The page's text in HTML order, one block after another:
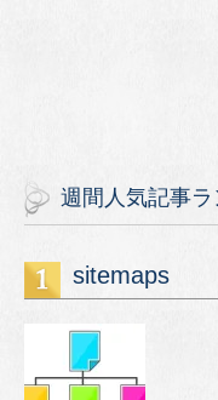
週間人気記事
sitemaps